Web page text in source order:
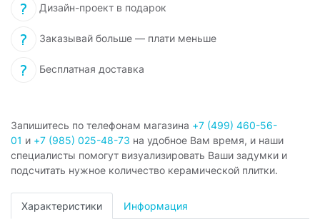
Дизайн-проект в подарок
Заказывай больше — плати меньше
Бесплатная доставка
Запишитесь по телефонам магазина +7 (499) 460-56-
01 и +7 (985) 025-48-73 на удобное Вам время, и наши
специалисты помогут визуализировать Ваши задумки и
подсчитать нужное количество керамической плитки.
Характеристики Информация